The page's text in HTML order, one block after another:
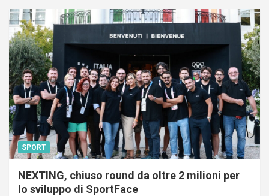
SPORT
NEXTING, chiuso round da oltre 2 milioni per
lo sviluppo di SportFace